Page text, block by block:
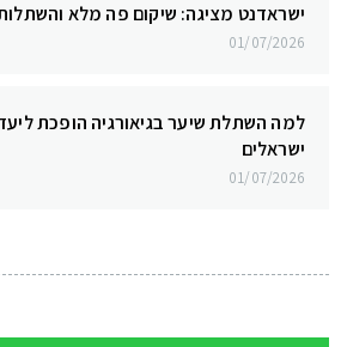
ישראדנט מציגה: שיקום פה מלא והשתלות
01/07/2026
למה השתלת שיער בגיאורגיה הופכת
ישראלים
01/07/2026